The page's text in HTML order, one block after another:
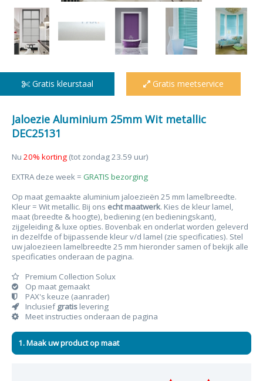
Gratis kleurstaal Gratis meetservice
Jaloezie Aluminium 25mm Wit metallic
DEC25131
Nu 20% korting (tot zondag 23.59 uur)
EXTRA deze week = GRATIS bezorging
Op maat gemaakte aluminium jaloezieën 25 mm lamelbreedte.
Kleur = Wit metallic. Bij ons echt maatwerk. Kies de kleur lamel,
maat (breedte & hoogte), bediening (en bedieningskant),
zijgeleiding & luxe opties. Bovenbak en onderlat worden geleverd
in dezelfde of bijpassende kleur v/d lamel (zie specificaties). Stel
uw jaloezieen lamelbreedte 25 mm hieronder samen of bekijk alle
specificaties onderaan de pagina.
Premium Collection Solux
Op maat gemaakt
PAX's keuze (aanrader)
Inclusiefgratis levering
Meet instructies onderaan de pagina
1. Maak uw product op maat